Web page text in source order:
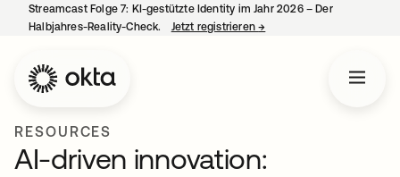
Streamcast Folge 7: KI-gestützte Identity im Jahr 2026 – Der
Halbjahres-Reality-Check.
Jetzt registrieren→
RESOURCES
AI-driven innovation: